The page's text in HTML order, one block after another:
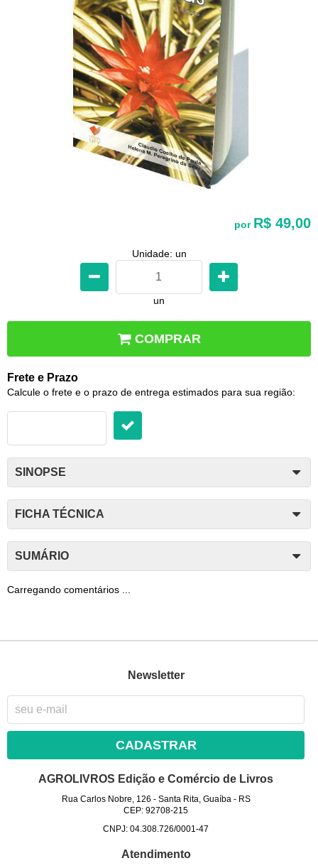
por R$ 49,00
Unidade: un
un
COMPRAR
Frete e Prazo
Calcule o frete e o prazo de entrega estimados para sua região:
SINOPSE
FICHA TÉCNICA
SUMÁRIO
Carregando comentários ...
Newsletter
CADASTRAR
AGROLIVROS Edição e Comércio de Livros
Rua Carlos Nobre, 126 - Santa Rita, Guaíba- RS
CEP: 92708-215
CNPJ: 04.308.726/0001-47
Atendimento